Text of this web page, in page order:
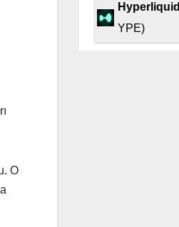
O
Hyperliquid
YPE)